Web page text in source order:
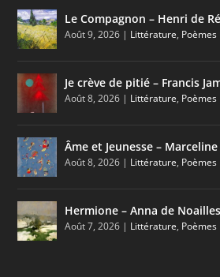
Le Compagnon – Henri de
Août 9, 2026 | Littérature, Poèmes
Je crève de pitié – Francis
Août 8, 2026 | Littérature, Poèmes
Âme et Jeunesse –
Août 8, 2026 | Littérature, Poèmes
Hermione – Anna de Noailles
Août 7, 2026 | Littérature, Poèmes